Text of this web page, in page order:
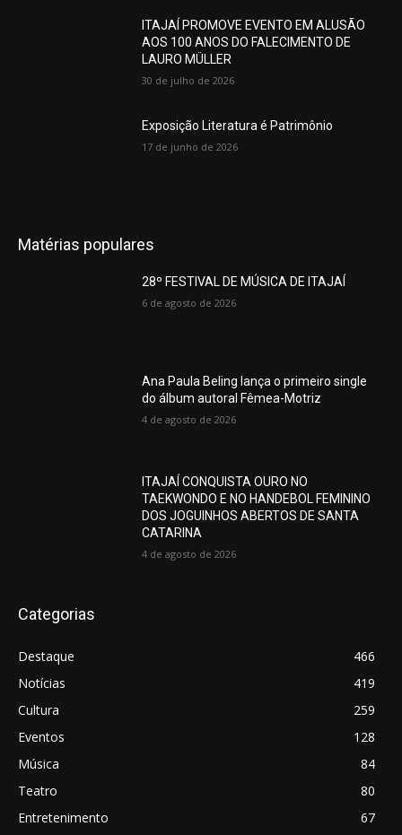
ITAJAÍ PROMOVE EVENTO EM ALUSÃO
AOS 100 ANOS DO FALECIMENTO DE
LAURO MÜLLER
30 de julho de 2026
Exposição Literatura é Patrimônio
17 de junho de 2026
Matérias populares
28º FESTIVAL DE MÚSICA DE ITAJAÍ
6 de agosto de 2026
Ana Paula Beling lança o primeiro single
do álbum autoral Fêmea-Motriz
4 de agosto de 2026
ITAJAÍ CONQUISTA OURO NO
TAEKWONDO E NO HANDEBOL FEMININO
DOS JOGUINHOS ABERTOS DE SANTA
CATARINA
4 de agosto de 2026
Categorias
Destaque
466
Notícias
419
Cultura
259
Eventos
128
Música
84
Teatro
80
Entretenimento
67